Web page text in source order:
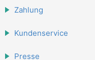
Zahlung
Kundenservice
Presse